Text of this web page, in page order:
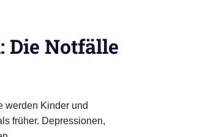
Die Notfälle
werden Kinder und
früher. Depressionen,